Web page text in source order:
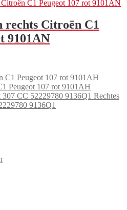
Citroën C1
9101AN
Peugeot 107 rot 9101AH
Rechtes
9136Q1